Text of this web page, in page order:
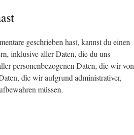
geschrieben hast, kannst du einen
inklusive aller Daten, die du uns
personenbezogenen Daten, die wir von
die wir aufgrund administrativer,
müssen.